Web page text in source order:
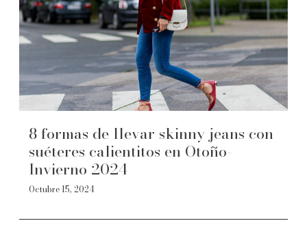
8 formas de llevar skinny jeans con
suéteres calientitos en Otoño-
Invierno 2024
Octubre 15, 2024